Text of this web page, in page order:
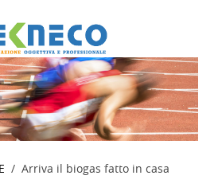
Arriva il biogas fatto in casa